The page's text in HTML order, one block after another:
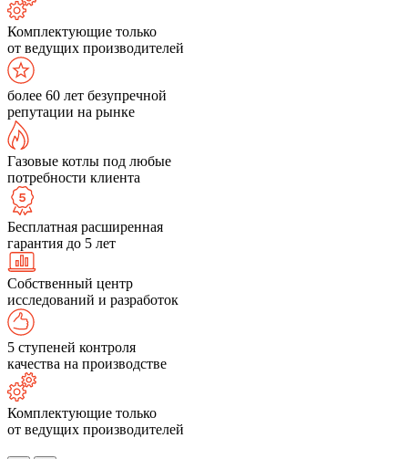
Комплектующие только
от ведущих производителей
более 60 лет безупречной
репутации на рынке
Газовые котлы под любые
потребности клиента
Бесплатная расширенная
гарантия до 5 лет
Собственный центр
исследований и разработок
5 ступеней контроля
качества на производстве
Комплектующие только
от ведущих производителей